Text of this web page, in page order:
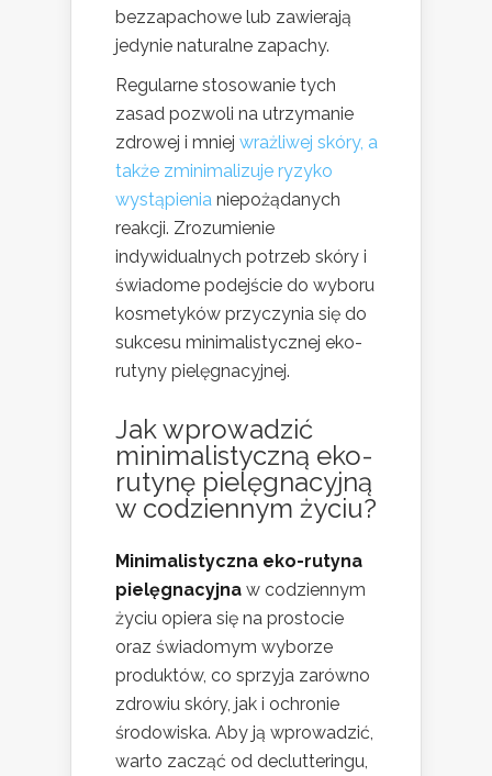
bezzapachowe lub zawierają
jedynie naturalne zapachy.
Regularne stosowanie tych
zasad pozwoli na utrzymanie
zdrowej i mniej wrażliwej skóry, a
także zminimalizuje ryzyko
wystąpienia niepożądanych
reakcji. Zrozumienie
indywidualnych potrzeb skóry i
świadome podejście do wyboru
kosmetyków przyczynia się do
sukcesu minimalistycznej eko-
rutyny pielęgnacyjnej.
Jak wprowadzić
minimalistyczną eko-
rutynę pielęgnacyjną
w codziennym życiu?
Minimalistyczna eko-rutyna
pielęgnacyjna w codziennym
życiu opiera się na prostocie
oraz świadomym wyborze
produktów, co sprzyja zarówno
zdrowiu skóry, jak i ochronie
środowiska. Aby ją wprowadzić,
warto zacząć od declutteringu,